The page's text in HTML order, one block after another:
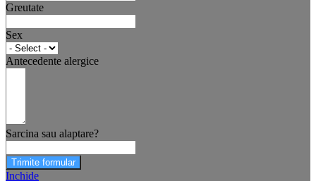
Greutate
Sex
Antecedente alergice
Sarcina sau alaptare?
Trimite formular
Inchide